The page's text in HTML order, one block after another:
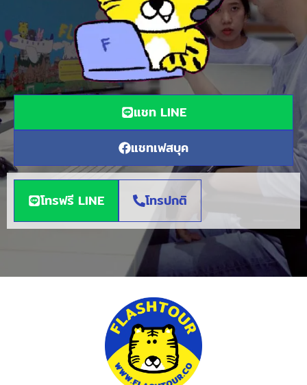
แชท LINE
แชทเฟสบุค
โทรฟรี LINE โทรปกติ